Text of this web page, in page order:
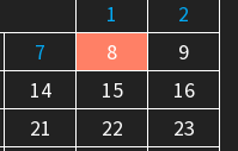
1
2
7 8
9
14 15
16
21 22
23